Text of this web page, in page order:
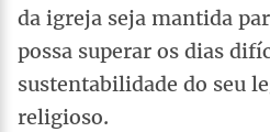
da igreja seja mantida
possa superar os dias
sustentabilidade do seu
religioso.